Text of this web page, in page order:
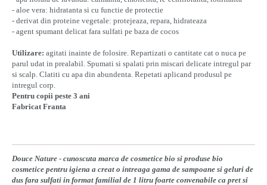
- aloe vera: hidratanta si cu functie de protectie
- derivat din proteine vegetale: protejeaza, repara, hidrateaza
- agent spumant delicat fara sulfati pe baza de cocos
Utilizare: agitati inainte de folosire. Repartizati o cantitate cat o nuca pe
parul udat in prealabil. Spumati si spalati prin miscari delicate intregul par
si scalp. Clatiti cu apa din abundenta. Repetati aplicand produsul pe
intregul corp.
Pentru copii peste 3 ani
Fabricat Franta
Douce Nature - cunoscuta marca de cosmetice bio si produse bio
cosmetice pentru igiena a creat o intreaga gama de sampoane si geluri de
dus fara sulfati in format familial de 1 litru foarte convenabile ca pret si